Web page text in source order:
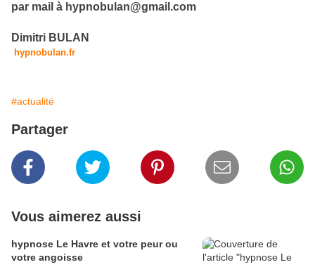
par mail à hypnobulan@gmail.com
Dimitri BULAN
hypnobulan.fr
#actualité
Partager
Vous aimerez aussi
hypnose Le Havre et votre peur ou
votre angoisse